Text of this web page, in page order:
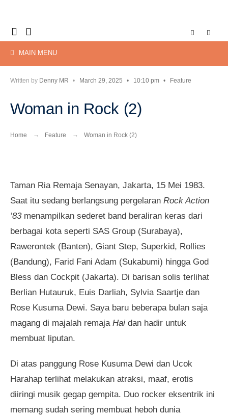
content
MAIN MENU
Written by Denny MR • March 29, 2025 • 10:10 pm • Feature
Woman in Rock (2)
Home Feature Woman in Rock (2)
Taman Ria Remaja Senayan, Jakarta, 15 Mei 1983.
Saat itu sedang berlangsung pergelaran Rock Action
’83menampilkan sederet band beraliran keras dari
berbagai kota seperti SAS Group (Surabaya),
Rawerontek (Banten), Giant Step, Superkid, Rollies
(Bandung), Farid Fani Adam (Sukabumi) hingga God
Bless dan Cockpit (Jakarta). Di barisan solis terlihat
Berlian Hutauruk, Euis Darliah, Sylvia Saartje dan
Rose Kusuma Dewi. Saya baru beberapa bulan saja
magang di majalah remaja Hai dan hadir untuk
membuat liputan.
Di atas panggung Rose Kusuma Dewi dan Ucok
Harahap terlihat melakukan atraksi, maaf, erotis
diiringi musik gegap gempita. Duo rocker eksentrik ini
memang sudah sering membuat heboh dunia